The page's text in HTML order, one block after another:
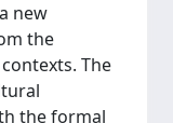
new
the
The
the formal